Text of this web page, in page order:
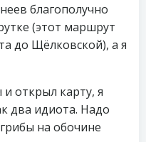
благополучно
(этот маршрут
до Щёлковской), а я
и открыл карту, я
два идиота. Надо
на обочине